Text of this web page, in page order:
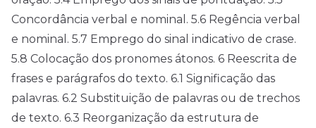
Concordância verbal e nominal. 5.6 Regência verbal
e nominal. 5.7 Emprego do sinal indicativo de crase.
5.8 Colocação dos pronomes átonos. 6 Reescrita de
frases e parágrafos do texto. 6.1 Significação das
palavras. 6.2 Substituição de palavras ou de trechos
de texto. 6.3 Reorganização da estrutura de